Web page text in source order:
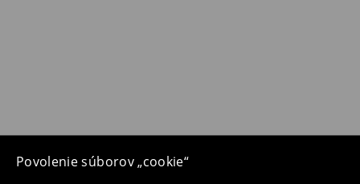
Povolenie súborov „cookie“